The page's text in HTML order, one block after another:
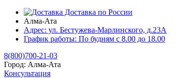
Доставка по России
Алма-Ата
Адрес: ул. Бестужева-Марлинского, д.23А
График работы: По будням с 8.00 до 18.00
8(800)700-21-03
Город: Алма-Ата
Консультация